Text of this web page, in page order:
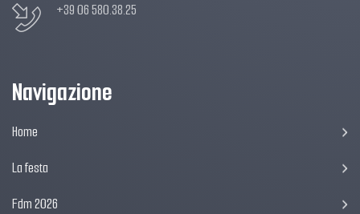
+39 06 580.38.25
Navigazione
Home
La festa
Fdm 2026